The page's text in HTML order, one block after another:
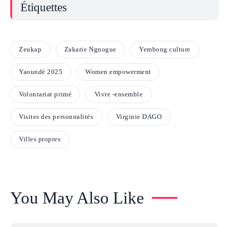
Étiquettes
Zeukap Zakarie Ngnogue Yembong culture
Yaoundé 2025 Women empowerment
Volontariat primé Vivre -ensemble
Visites des personnalités Virginie DAGO
Villes propres
You May Also Like